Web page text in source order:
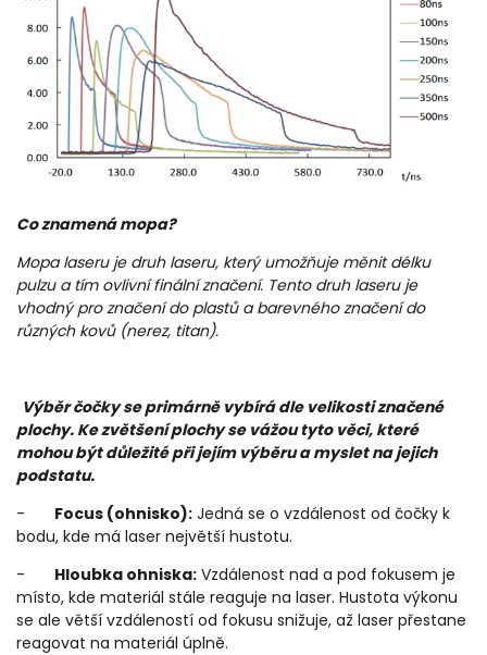
Co znamená mopa?
Mopa laseru je druh laseru, který umožňuje měnit délku
pulzu a tím ovlivní finální značení. Tento druh laseru je
vhodný pro značení do plastů a barevného značení do
různých kovů (nerez, titan).
Výběr čočky se primárně vybírá dle velikosti značené
plochy. Ke zvětšení plochy se vážou tyto věci, které
mohou být důležité při jejím výběru a myslet na jejich
podstatu.
-
Focus (ohnisko): Jedná se o vzdálenost od čočky k
bodu, kde má laser největší hustotu.
-
Hloubka ohniska: Vzdálenost nad a pod fokusem je
místo, kde materiál stále reaguje na laser. Hustota výkonu
se ale větší vzdáleností od fokusu snižuje, až laser přestane
reagovat na materiál úplně.